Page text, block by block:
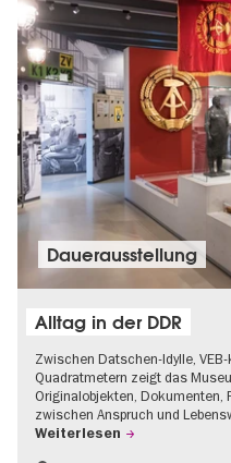
Dauer­aus­stel­lung
Alltag in der DDR
Zwischen Datschen-Idylle,
Quadratmetern zeigt das
Originalobjekten, Dokumenten,
zwischen Anspruch und
Weiterlesen